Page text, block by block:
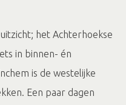
het Achterhoekse
in binnen- én
is de westelijke
Een paar dagen